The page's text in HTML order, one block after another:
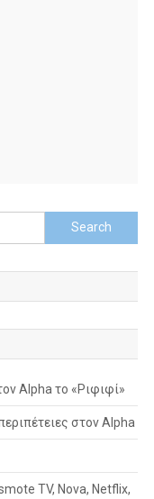
Search
for:
Alpha το «Ριφιφί»
στον Alpha
TV, Nova, Netflix,